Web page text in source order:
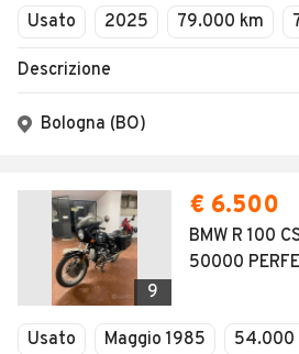
Usato 2025 79.000 km
Descrizione
Bologna (BO)
9
€ 6.500
BMW R 100
50000
Usato Maggio 1985 54.000